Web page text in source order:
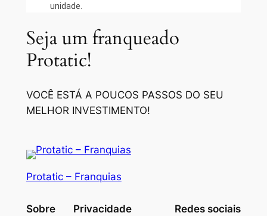
unidade.
Seja um franqueado
Protatic!
VOCÊ ESTÁ A POUCOS PASSOS DO SEU
MELHOR INVESTIMENTO!
Protatic – Franquias
Sobre Privacidade Redes sociais